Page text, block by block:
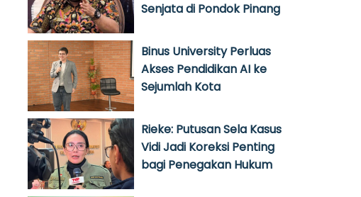
Senjata di Pondok Pinang
Binus University Perluas
Akses Pendidikan AI ke
Sejumlah Kota
Rieke: Putusan Sela Kasus
Vidi Jadi Koreksi Penting
bagi Penegakan Hukum